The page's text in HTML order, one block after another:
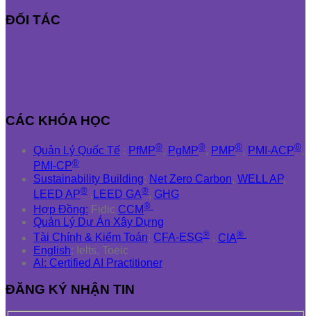
ĐỐI TÁC
CÁC KHÓA HỌC
Quản Lý Quốc Tế : PfMP®, PgMP®, PMP®, PMI-ACP®,
PMI-CP®
Sustainability Building: Net Zero Carbon, WELL AP,
LEED AP® , LEED GA®, GHG
Hợp Đồng: Fidic CCM®
Quản Lý Dự Án Xây Dựng
Tài Chính & Kiểm Toán: CFA-ESG® , CIA®
English: Ielts, Toeic
AI: Certified AI Practitioner
ĐĂNG KÝ NHẬN TIN